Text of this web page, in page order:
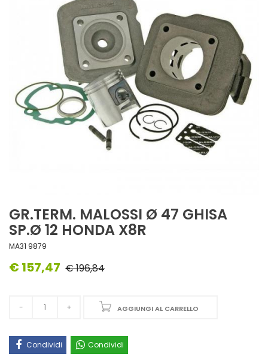
GR.TERM. MALOSSI Ø 47 GHISA
SP.Ø 12 HONDA X8R
MA31 9879
€ 157,47 € 196,84
AGGIUNGI AL CARRELLO
Condividi Condividi